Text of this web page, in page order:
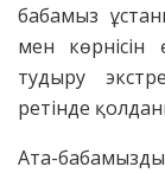
бабамыз
мен көрнісін
тудыру
ретінде
Ата-